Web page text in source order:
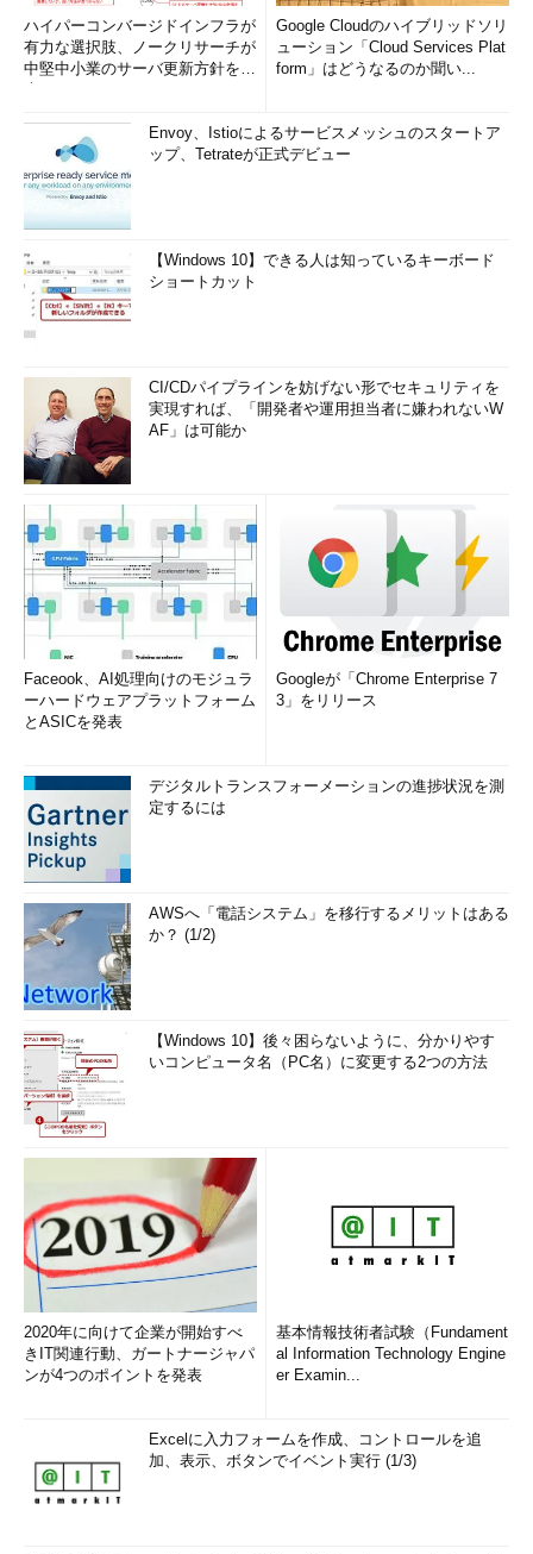
ハイパーコンバージドインフラが
有力な選択肢、ノークリサーチが
中堅中小業のサーバ更新方針を調
Google Cloudのハイブリッドソリ
ューション「Cloud Services Plat
form」はどうなるのか聞い...
Envoy、Istioによるサービスメッシュのスタートア
ップ、Tetrateが正式デビュー
【Windows 10】できる人は知っているキーボード
ショートカット
CI/CDパイプラインを妨げない形でセキュリティを
実現すれば、「開発者や運用担当者に嫌われないW
AF」は可能か
Faceook、AI処理向けのモジュラ
ーハードウェアプラットフォーム
とASICを発表
Googleが「Chrome Enterprise 7
3」をリリース
デジタルトランスフォーメーションの進捗状況を測
定するには
AWSへ「電話システム」を移行するメリットはある
か？ (1/2)
【Windows 10】後々困らないように、分かりやす
いコンピュータ名（PC名）に変更する2つの方法
2020年に向けて企業が開始すべ
きIT関連行動、ガートナージャパ
ンが4つのポイントを発表
基本情報技術者試験（Fundament
al Information Technology Engine
er Examin...
Excelに入力フォームを作成、コントロールを追
加、表示、ボタンでイベント実行 (1/3)